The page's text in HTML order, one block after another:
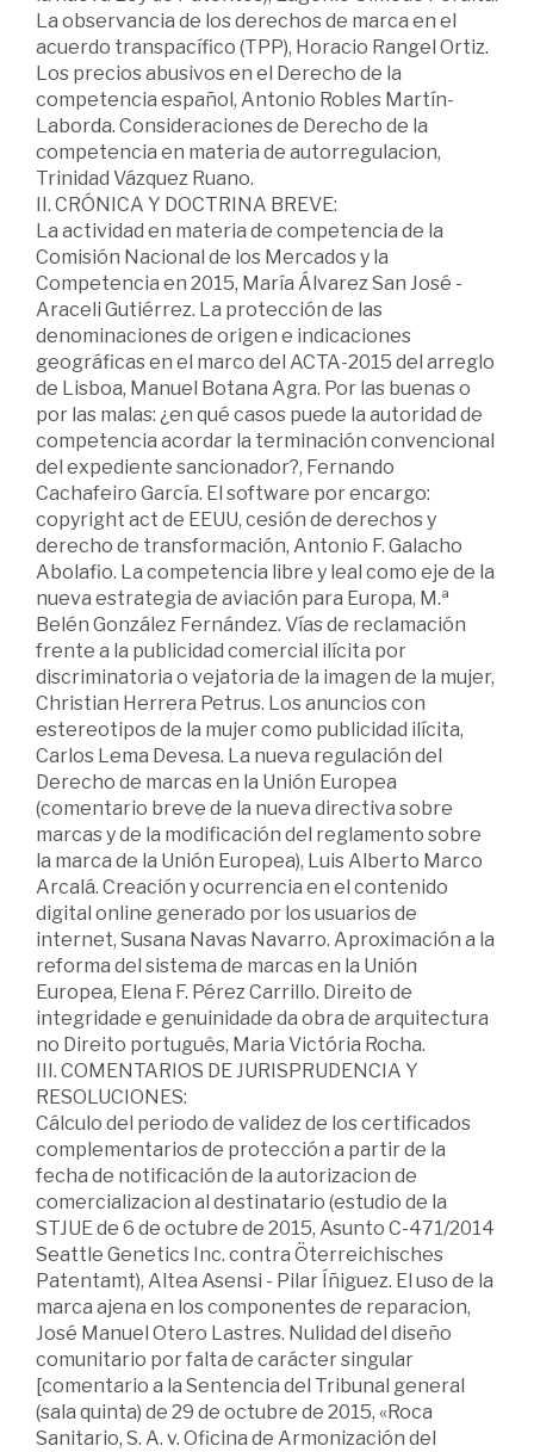
La observancia de los derechos de marca en el
acuerdo transpacífico (TPP), Horacio Rangel Ortiz.
Los precios abusivos en el Derecho de la
competencia español, Antonio Robles Martín-
Laborda. Consideraciones de Derecho de la
competencia en materia de autorregulacion,
Trinidad Vázquez Ruano.
II. CRÓNICA Y DOCTRINA BREVE:
La actividad en materia de competencia de la
Comisión Nacional de los Mercados y la
Competencia en 2015, María Álvarez San José -
Araceli Gutiérrez. La protección de las
denominaciones de origen e indicaciones
geográficas en el marco del ACTA-2015 del arreglo
de Lisboa, Manuel Botana Agra. Por las buenas o
por las malas: ¿en qué casos puede la autoridad de
competencia acordar la terminación convencional
del expediente sancionador?, Fernando
Cachafeiro García. El software por encargo:
copyright act de EEUU, cesión de derechos y
derecho de transformación, Antonio F. Galacho
Abolafio. La competencia libre y leal como eje de la
nueva estrategia de aviación para Europa, M.ª
Belén González Fernández. Vías de reclamación
frente a la publicidad comercial ilícita por
discriminatoria o vejatoria de la imagen de la mujer,
Christian Herrera Petrus. Los anuncios con
estereotipos de la mujer como publicidad ilícita,
Carlos Lema Devesa. La nueva regulación del
Derecho de marcas en la Unión Europea
(comentario breve de la nueva directiva sobre
marcas y de la modificación del reglamento sobre
la marca de la Unión Europea), Luis Alberto Marco
Arcalá. Creación y ocurrencia en el contenido
digital online generado por los usuarios de
internet, Susana Navas Navarro. Aproximación a la
reforma del sistema de marcas en la Unión
Europea, Elena F. Pérez Carrillo. Direito de
integridade e genuinidade da obra de arquitectura
no Direito português, Maria Victória Rocha.
III. COMENTARIOS DE JURISPRUDENCIA Y
RESOLUCIONES:
Cálculo del periodo de validez de los certificados
complementarios de protección a partir de la
fecha de notificación de la autorizacion de
comercializacion al destinatario (estudio de la
STJUE de 6 de octubre de 2015, Asunto C-471/2014
Seattle Genetics Inc. contra Öterreichisches
Patentamt), Altea Asensi - Pilar Íñiguez. El uso de la
marca ajena en los componentes de reparacion,
José Manuel Otero Lastres. Nulidad del diseño
comunitario por falta de carácter singular
[comentario a la Sentencia del Tribunal general
(sala quinta) de 29 de octubre de 2015, «Roca
Sanitario, S. A. v. Oficina de Armonización del